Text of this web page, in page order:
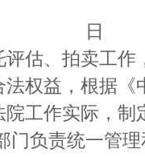
日
估、拍卖工
权益，根据
工作实际，制
门负责统一管